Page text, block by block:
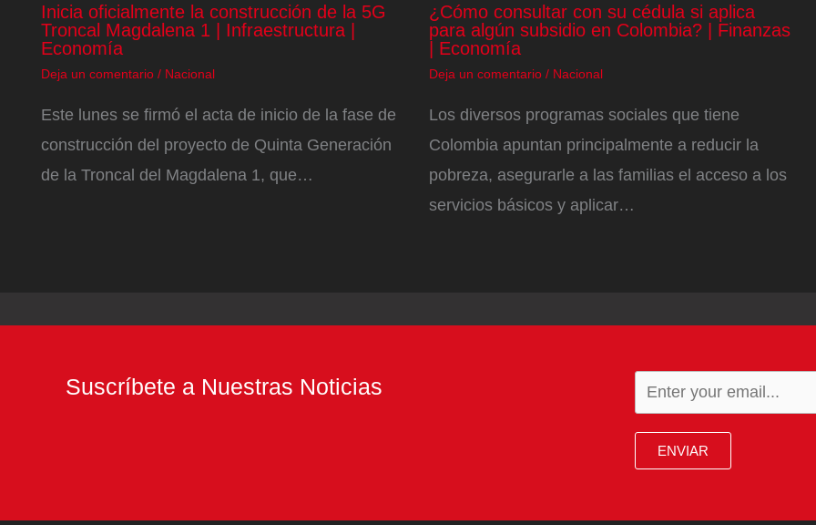
Inicia oficialmente la construcción de la 5G
Troncal Magdalena 1 | Infraestructura |
Economía
Deja un comentario / Nacional
Este lunes se firmó el acta de inicio de la fase de
construcción del proyecto de Quinta Generación
de la Troncal del Magdalena 1, que…
¿Cómo consultar con su cédula si aplica
para algún subsidio en Colombia? | Finanzas
| Economía
Deja un comentario / Nacional
Los diversos programas sociales que tiene
Colombia apuntan principalmente a reducir la
pobreza, asegurarle a las familias el acceso a los
servicios básicos y aplicar…
Suscríbete a Nuestras Noticias
ENVIAR